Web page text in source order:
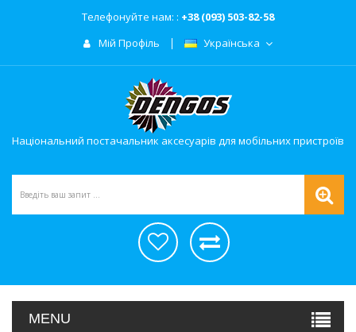
Телефонуйте нам: : +38 (093) 503-82-58
Мій Профіль
Українська
Національний постачальник аксесуарів для мобільних пристроїв
MENU